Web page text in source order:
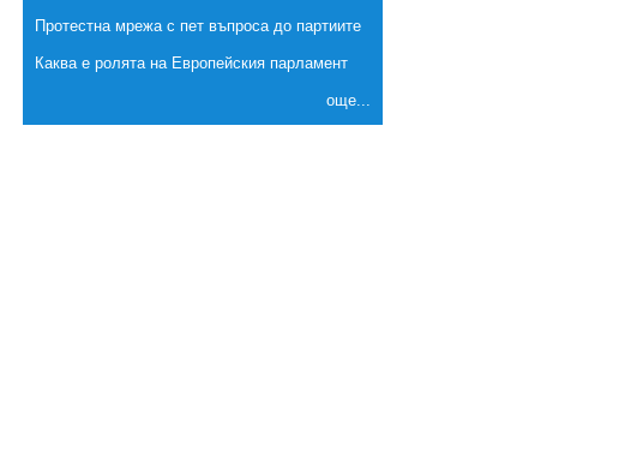
Протестна мрежа с пет въпроса до партиите
Каква е ролята на Европейския парламент
още...